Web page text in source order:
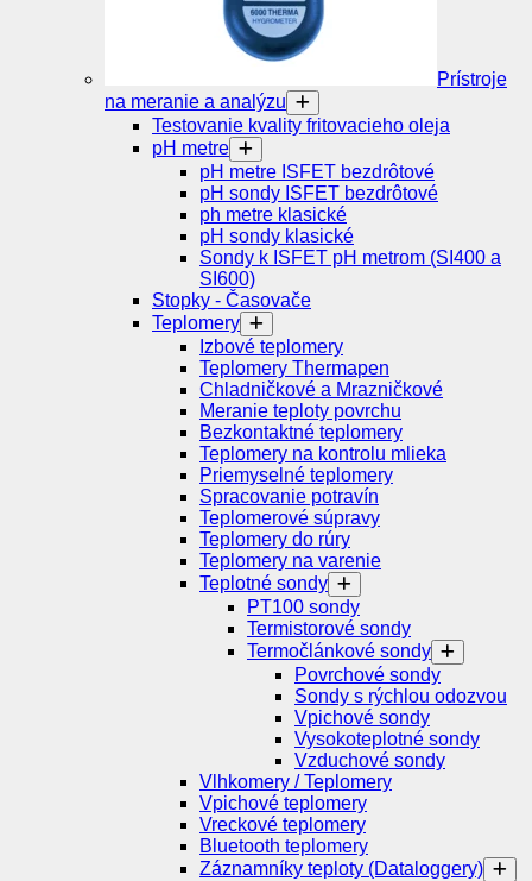
Prístroje
na meranie a analýzu
Testovanie kvality fritovacieho oleja
pH metre
pH metre ISFET bezdrôtové
pH sondy ISFET bezdrôtové
ph metre klasické
pH sondy klasické
Sondy k ISFET pH metrom (SI400 a
SI600)
Stopky - Časovače
Teplomery
Izbové teplomery
Teplomery Thermapen
Chladničkové a Mrazničkové
Meranie teploty povrchu
Bezkontaktné teplomery
Teplomery na kontrolu mlieka
Priemyselné teplomery
Spracovanie potravín
Teplomerové súpravy
Teplomery do rúry
Teplomery na varenie
Teplotné sondy
PT100 sondy
Termistorové sondy
Termočlánkové sondy
Povrchové sondy
Sondy s rýchlou odozvou
Vpichové sondy
Vysokoteplotné sondy
Vzduchové sondy
Vlhkomery / Teplomery
Vpichové teplomery
Vreckové teplomery
Bluetooth teplomery
Záznamníky teploty (Dataloggery)